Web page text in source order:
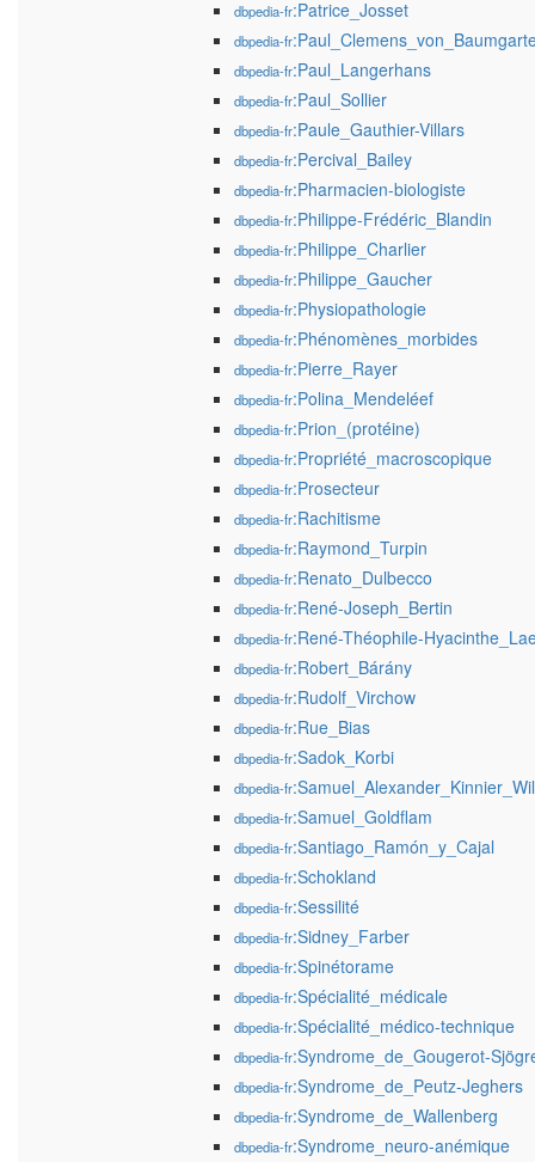
dbpedia-fr:Patrice_Josset
dbpedia-fr
dbpedia-fr:Paul_Langerhans
dbpedia-fr:Paul_Sollier
dbpedia-fr:Paule_Gauthier-Villars
dbpedia-fr:Percival_Bailey
dbpedia-fr:Pharmacien-biologiste
dbpedia-fr:Philippe-Frédéric_Blandin
dbpedia-fr:Philippe_Charlier
dbpedia-fr:Philippe_Gaucher
dbpedia-fr:Physiopathologie
dbpedia-fr:Phénomènes_morbides
dbpedia-fr:Pierre_Rayer
dbpedia-fr:Polina_Mendeléef
dbpedia-fr:Prion_(protéine)
dbpedia-fr:Propriété_macroscopique
dbpedia-fr:Prosecteur
dbpedia-fr:Rachitisme
dbpedia-fr:Raymond_Turpin
dbpedia-fr:Renato_Dulbecco
dbpedia-fr:René-Joseph_Bertin
dbpedia-fr:René-Théophile-
dbpedia-fr:Robert_Bárány
dbpedia-fr:Rudolf_Virchow
dbpedia-fr:Rue_Bias
dbpedia-fr:Sadok_Korbi
dbpedia-fr
dbpedia-fr:Samuel_Goldflam
dbpedia-fr:Santiago_Ramón_y_Cajal
dbpedia-fr:Schokland
dbpedia-fr:Sessilité
dbpedia-fr:Sidney_Farber
dbpedia-fr:Spinétorame
dbpedia-fr:Spécialité_médicale
dbpedia-fr:Spécialité_médico-technique
dbpedia-fr:Syndrome_de_Gougerot-
dbpedia-fr:Syndrome_de_Peutz-Jeghers
dbpedia-fr:Syndrome_de_Wallenberg
dbpedia-fr:Syndrome_neuro-anémique